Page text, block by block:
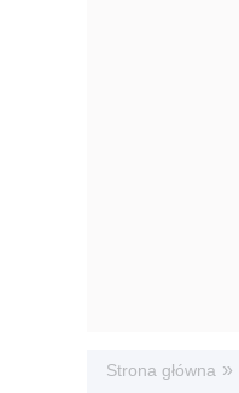
Strona główna »